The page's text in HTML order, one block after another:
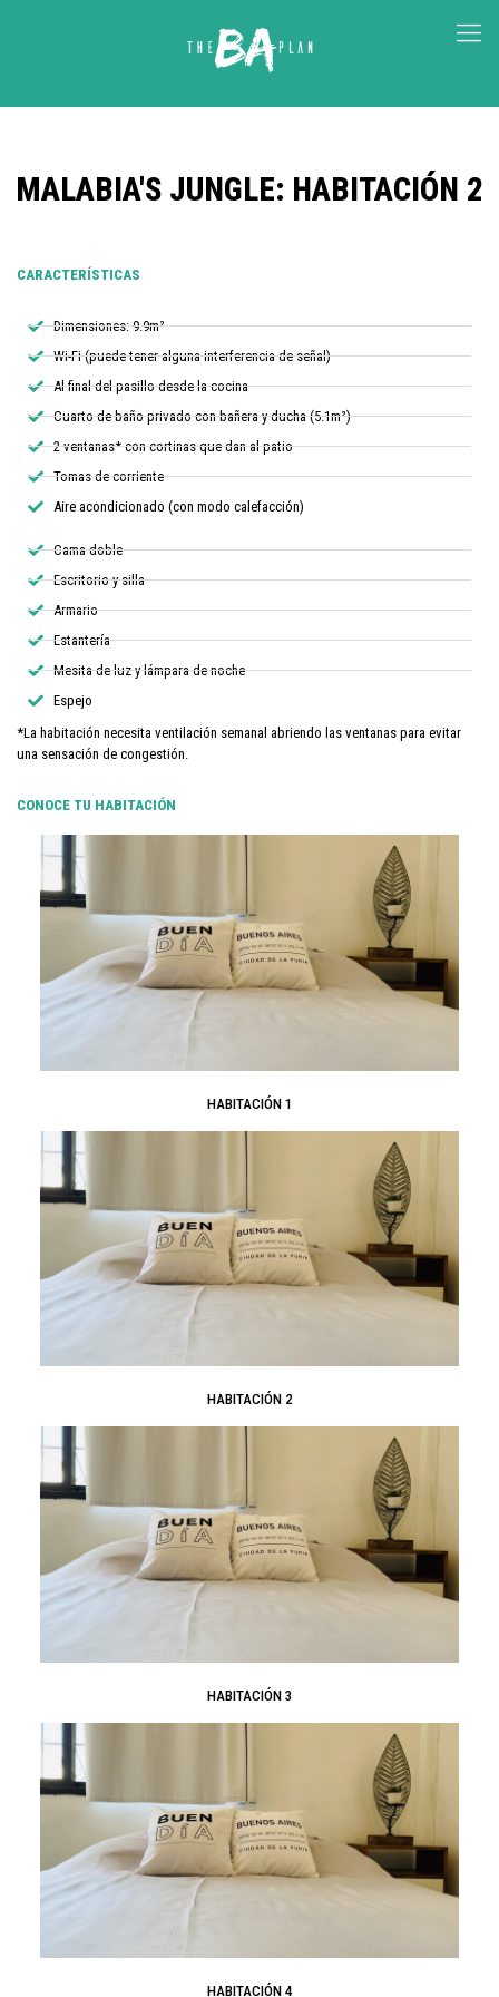
MALABIA'S JUNGLE: HABITACIÓN 2
CARACTERÍSTICAS
Dimensiones: 9.9m²
Wi-Fi (puede tener alguna interferencia de señal)
Al final del pasillo desde la cocina
Cuarto de baño privado con bañera y ducha (5.1m²)
2 ventanas* con cortinas que dan al patio
Tomas de corriente
Aire acondicionado (con modo calefacción)
Cama doble
Escritorio y silla
Armario
Estantería
Mesita de luz y lámpara de noche
Espejo
*La habitación necesita ventilación semanal abriendo las ventanas para evitar
una sensación de congestión.
CONOCE TU HABITACIÓN
HABITACIÓN 1
HABITACIÓN 2
HABITACIÓN 3
HABITACIÓN 4